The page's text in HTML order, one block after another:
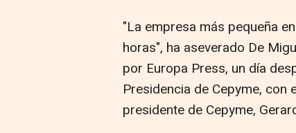
"La empresa más pequeña
horas", ha aseverado De
por Europa Press, un día
Presidencia de Cepyme,
presidente de Cepyme,